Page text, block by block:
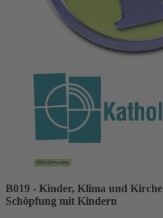
B019 - Kinder, Klima und Kirche
Schöpfung mit Kindern